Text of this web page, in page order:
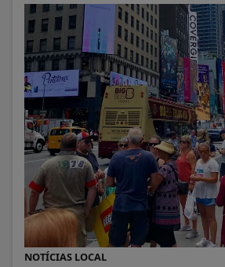
NOTÍCIAS LOCAL